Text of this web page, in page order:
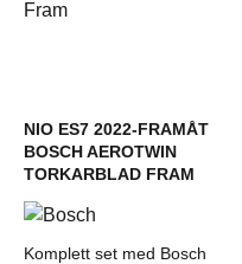
NIO ES7 2022-FRAMÅT
BOSCH AEROTWIN
TORKARBLAD FRAM
Komplett set med Bosch